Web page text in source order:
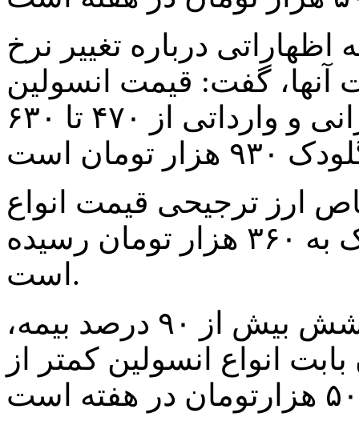
اظهاراتی درباره تغییر نرخ
آنها، گفت: قیمت انسولین
های گلارژین و رپید اعم از ایرانی و وارداتی از ۴۷۰ تا ۶۳۰
ارز ترجیحی قیمت انواع
گلارژین و رپید به ۲۴۰ و دگلودک به ۳۶۰ هزار تومان رسیده
است.
هاشمی همچنین گفت: با پوشش بیش از ۹۰ درصد بیمه،
انواع انسولین کمتر از